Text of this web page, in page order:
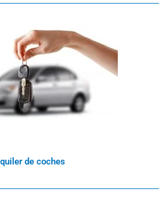
de coches